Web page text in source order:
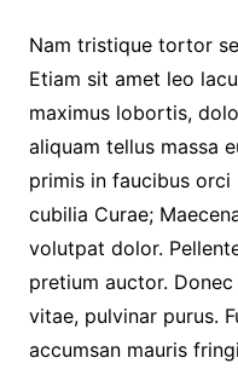
Nam tristique tortor
Etiam sit amet leo
maximus lobortis,
aliquam tellus massa
primis in faucibus
cubilia Curae;
volutpat dolor.
pretium auctor.
vitae, pulvinar purus.
accumsan mauris